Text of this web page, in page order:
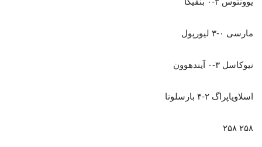
مارسی ۰-۳ لیورپول
نیوکاسل ۳-۰ آیندهوون
اسلاویاپراگ ۲-۴ بارسلونا
۲۵۸ ۲۵۸